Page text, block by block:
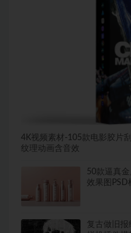
4K视频素材-105款电影胶片
纹理动画含音效
50款逼真
效果图PSD
复古做旧报